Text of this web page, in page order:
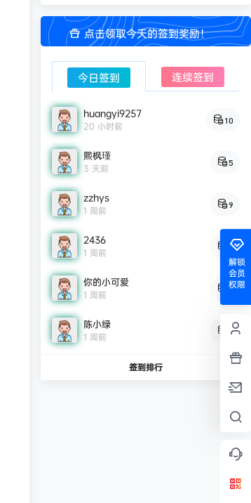
点击领取今天的签到奖励！
今日签到 连续签到
huangyi9257
20 小时前 10
熙枫瑾
3 天前 5
zzhys
1 周前 9
2436
1 周前 9
你的小可爱
1 周前 8
陈小绿
1 周前 7
签到排行
解锁
会员
权限